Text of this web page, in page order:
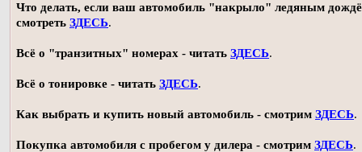
Что делать, если ваш автомобиль "накрыло" ледяным
смотреть ЗДЕСЬ.
Всё о "транзитных" номерах - читать ЗДЕСЬ.
Всё о тонировке - читать ЗДЕСЬ.
Как выбрать и купить новый автомобиль - смотрим ЗДЕСЬ.
Покупка автомобиля с пробегом у дилера - смотрим ЗДЕСЬ.